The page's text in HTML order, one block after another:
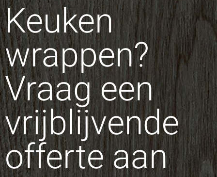
Keuken
wrappen?
Vraag een
vrijblijvende
offerte aan